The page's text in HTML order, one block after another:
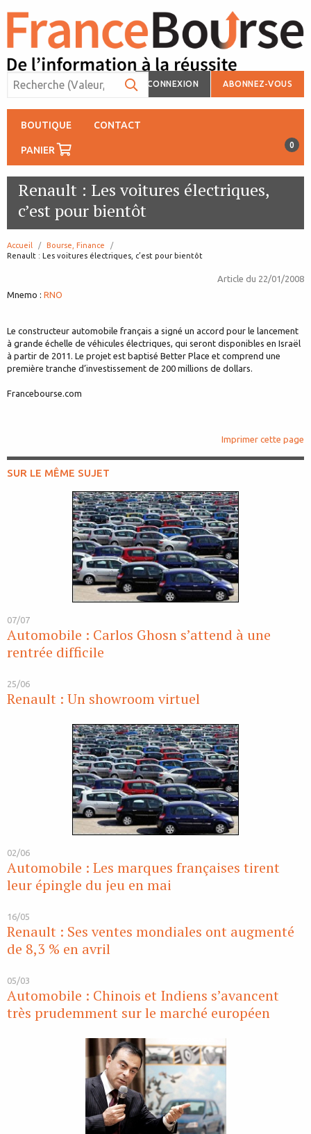
CONNEXION ABONNEZ-VOUS
BOUTIQUE CONTACT
PANIER 0
Renault : Les voitures électriques,
c’est pour bientôt
Accueil
Bourse, Finance
page:
Renault : Les voitures électriques, c’est pour bientôt
Article du 22/01/2008
Mnemo : RNO
Le constructeur automobile français a signé un accord pour le lancement
à grande échelle de véhicules électriques, qui seront disponibles en Israël
à partir de 2011. Le projet est baptisé Better Place et comprend une
première tranche d’investissement de 200 millions de dollars.
Francebourse.com
Imprimer cette page
SUR LE MÊME SUJET
07/07
Automobile : Carlos Ghosn s’attend à une
rentrée difficile
25/06
Renault : Un showroom virtuel
02/06
Automobile : Les marques françaises tirent
leur épingle du jeu en mai
16/05
Renault : Ses ventes mondiales ont augmenté
de 8,3 % en avril
05/03
Automobile : Chinois et Indiens s’avancent
très prudemment sur le marché européen